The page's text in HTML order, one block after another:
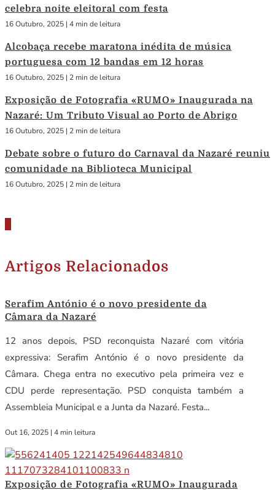
celebra noite eleitoral com festa
16 Outubro, 2025 | 4 min de leitura
Alcobaça recebe maratona inédita de música
portuguesa com 12 bandas em 12 horas
16 Outubro, 2025 | 2 min de leitura
Exposição de Fotografia «RUMO» Inaugurada na
Nazaré: Um Tributo Visual ao Porto de Abrigo
16 Outubro, 2025 | 2 min de leitura
Debate sobre o futuro do Carnaval da Nazaré reuniu
comunidade na Biblioteca Municipal
16 Outubro, 2025 | 2 min de leitura
Artigos Relacionados
Serafim António é o novo presidente da
Câmara da Nazaré
12 anos depois, PSD reconquista Nazaré com vitória
expressiva: Serafim António é o novo presidente da
Câmara. Chega entra no executivo pela primeira vez e
CDU perde representação. PSD conquista também a
Assembleia Municipal e a Junta da Nazaré. Festa...
Out 16, 2025 | 4 min leitura
Exposição de Fotografia «RUMO» Inaugurada